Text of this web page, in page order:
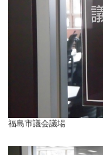
福島市議会議場